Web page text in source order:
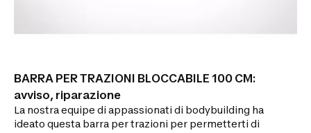
BARRA PER TRAZIONI BLOCCABILE 100 CM:
avviso, riparazione
La nostra equipe di appassionati di bodybuilding ha
ideato questa barra per trazioni per permetterti di